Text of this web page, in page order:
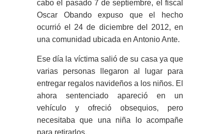
cabo el pasado 7 de septiembre, el fiscal
Oscar Obando expuso que el hecho
ocurrió el 24 de diciembre del 2012, en
una comunidad ubicada en Antonio Ante.
Ese día la víctima salió de su casa ya que
varias personas llegaron al lugar para
entregar regalos navideños a los niños. El
ahora sentenciado apareció en un
vehículo y ofreció obsequios, pero
necesitaba que una niña lo acompañe